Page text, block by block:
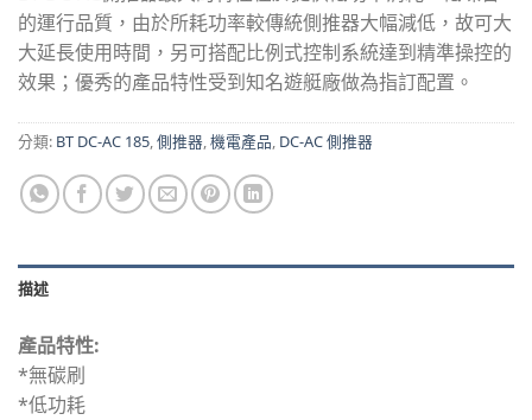
的運行品質，由於所耗功率較傳統側推器大幅減低，故可大
大延長使用時間，另可搭配比例式控制系統達到精準操控的
效果；優秀的產品特性受到知名遊艇廠做為指訂配置。
分類: BT DC-AC 185,側推器,機電產品, DC-AC 側推器
描述
產品特性:
*無碳刷
*低功耗